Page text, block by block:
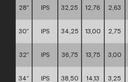
28″ IPS 32,25 12,76 2,63
30″ IPS 34,25 13,00 2,75
32″ IPS 36,75 13,75 3,00
34″ IPS 38,50 14,13 3,25